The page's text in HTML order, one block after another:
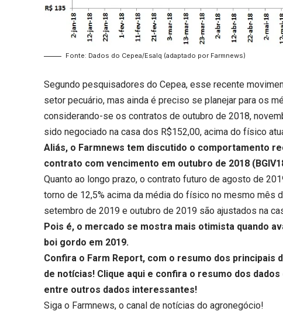
Fonte: Dados do Cepea/Esalq (adaptado por Farmnews)
Segundo pesquisadores do Cepea, esse recente
setor pecuário, mas ainda é preciso se planejar para os
considerando-se os contratos de outubro de 2018,
sido negociado na casa dos R$152,00, acima do físico
Aliás, o Farmnews tem discutido o comportamento
contrato com vencimento em outubro de 2018
Quanto ao longo prazo, o contrato futuro de agosto de
torno de 12,5% acima da média do físico no mesmo mês
setembro de 2019 e outubro de 2019 são ajustados na
Pois é, o mercado se mostra mais otimista quando
boi gordo em 2019.
Confira o Farm Report, com o resumo dos principais
de notícias! Clique aqui e confira o resumo dos
entre outros dados interessantes!
Siga o Farmnews, o canal de notícias do agronegócio!